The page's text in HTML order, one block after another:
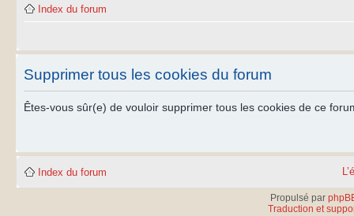
Index du forum
Supprimer tous les cookies du forum
Êtes-vous sûr(e) de vouloir supprimer tous les cookies de ce
Index du forum
Propulsé par
Traduction et